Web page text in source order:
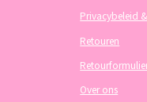
Privacybeleid
Retouren
Over ons